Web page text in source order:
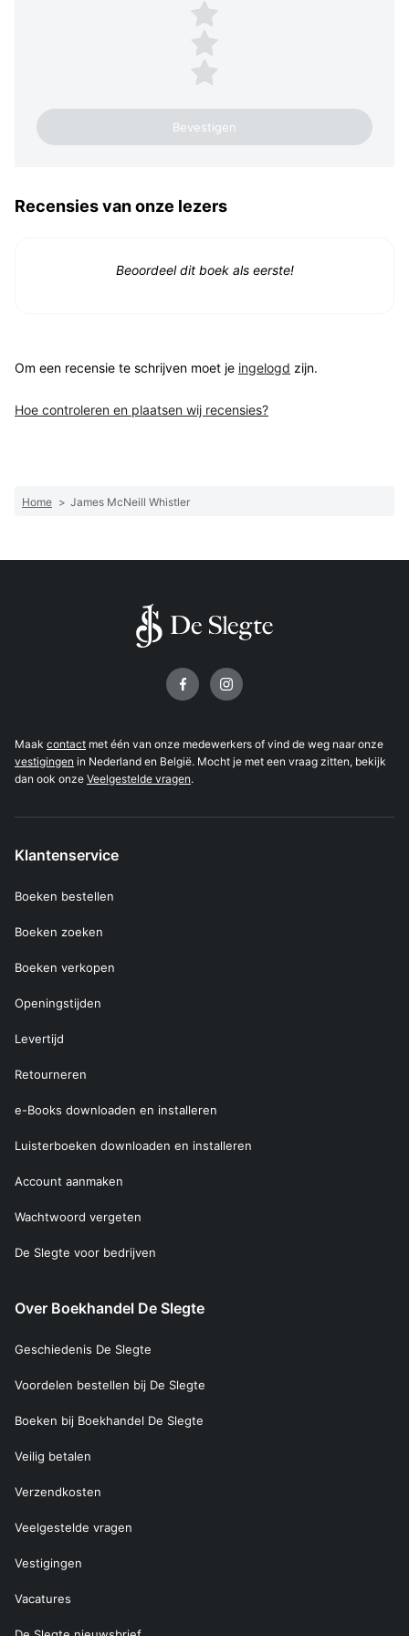
3 sterren
2 sterren
1 ster
Recensies van onze lezers
Beoordeel dit boek als eerste!
Om een recensie te schrijven moet je ingelogd zijn.
Hoe controleren en plaatsen wij recensies?
Home > James McNeill Whistler
Maak contact met één van onze medewerkers of vind de weg naar onze
vestigingen in Nederland en België. Mocht je met een vraag zitten, bekijk
dan ook onze Veelgestelde vragen.
Klantenservice
Boeken bestellen
Boeken zoeken
Boeken verkopen
Openingstijden
Levertijd
Retourneren
e-Books downloaden en installeren
Luisterboeken downloaden en installeren
Account aanmaken
Wachtwoord vergeten
De Slegte voor bedrijven
Over Boekhandel De Slegte
Geschiedenis De Slegte
Voordelen bestellen bij De Slegte
Boeken bij Boekhandel De Slegte
Veilig betalen
Verzendkosten
Veelgestelde vragen
Vestigingen
Vacatures